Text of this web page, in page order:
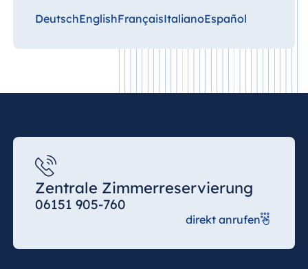
DeutschEnglishFrançaisItalianoEspañol
Zentrale Zimmerreservierung
06151 905-760
direkt anrufen